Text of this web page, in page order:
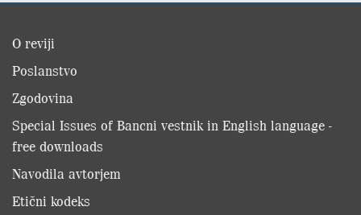
O reviji
Poslanstvo
Zgodovina
Special Issues of Bancni vestnik in English language -
free downloads
Navodila avtorjem
Etični kodeks